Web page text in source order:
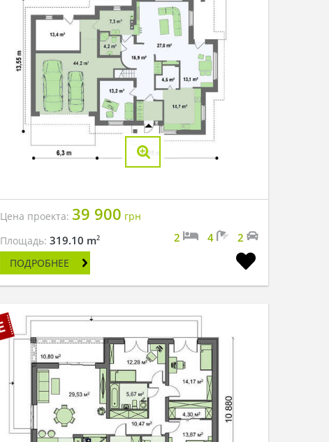
Цена проекта: 39 900 грн
Площадь:319.10 m2 2 4 2
ПОДРОБНЕЕ